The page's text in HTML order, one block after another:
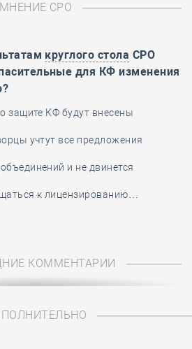
МНЕНИЕ СРО
круглого стола СРО
для КФ изменения
защите КФ будут внесены
учтут все предложения
и не двинется
к лицензированию…
КОММЕНТАРИИ